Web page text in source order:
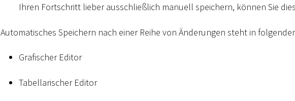
Ihren Fortschritt lieber ausschließlich manuell speichern, können Sie
Automatisches Speichern nach einer Reihe von Änderungen steht in
Grafischer Editor
Tabellarischer Editor